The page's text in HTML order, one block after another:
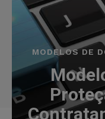
MODELOS DE